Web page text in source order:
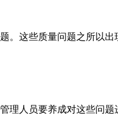
这些质量问题之所以出
人员要养成对这些问题